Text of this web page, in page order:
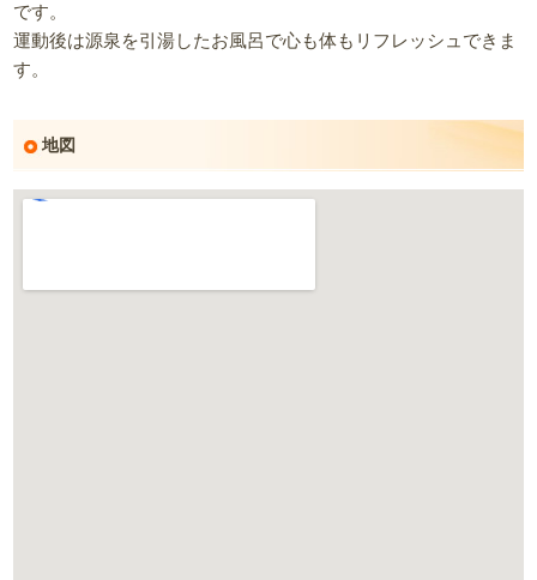
です。
運動後は源泉を引湯したお風呂で心も体もリフレッシュできま
す。
地図